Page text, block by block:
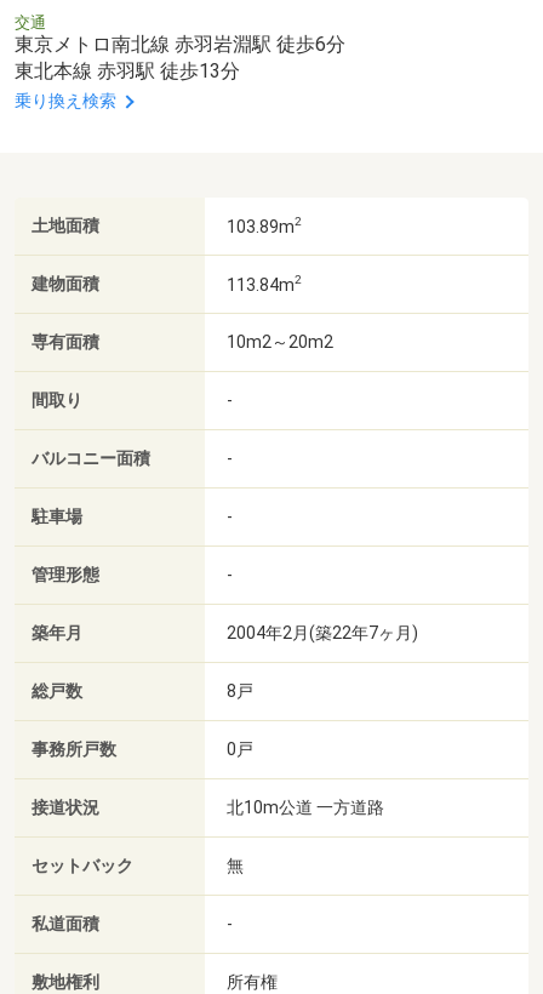
交通
東京メトロ南北線 赤羽岩淵駅 徒歩6分
東北本線 赤羽駅 徒歩13分
乗り換え検索
土地面積 103.89m2
建物面積 113.84m2
専有面積 10m2～20m2
間取り -
バルコニー面積 -
駐車場 -
管理形態 -
築年月 2004年2月(築22年7ヶ月)
総戸数 8戸
事務所戸数 0戸
接道状況 北10m公道 一方道路
セットバック 無
私道面積 -
敷地権利 所有権